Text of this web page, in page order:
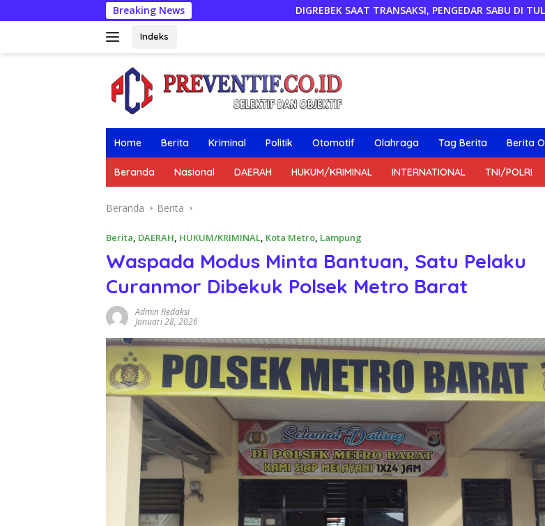
ke
Breaking News DIGREBEK SAAT TRANSAKSI, PENGEDAR SABU DI TULANG BAWANG
Indeks
Home Berita Kriminal Politik Otomotif Olahraga Tag Berita Berita
Beranda Nasional DAERAH HUKUM/KRIMINAL INTERNATIONAL TNI/POLRI
Beranda Berita
Berita, DAERAH, HUKUM/KRIMINAL, Kota Metro, Lampung
Waspada Modus Minta Bantuan, Satu Pelaku
Curanmor Dibekuk Polsek Metro Barat
Admin Redaksi
Januari 28, 2026